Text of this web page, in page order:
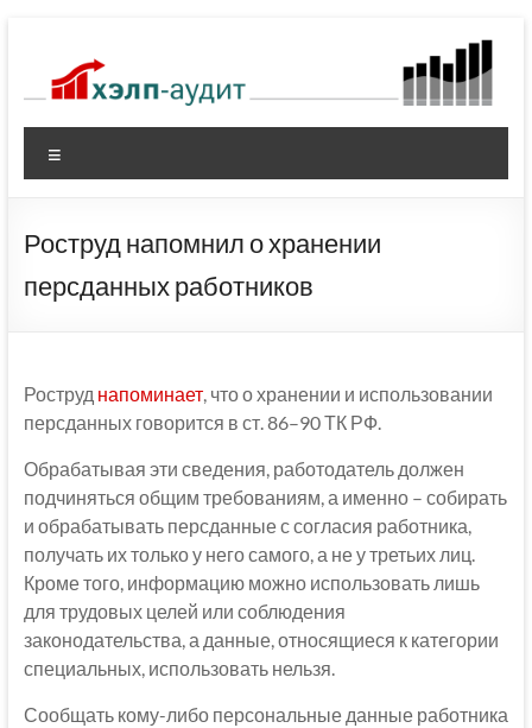
содержимому
Роструд напомнил о хранении
персданных работников
Роструд напоминает, что о хранении и использовании
персданных говорится в ст. 86–90 ТК РФ.
Обрабатывая эти сведения, работодатель должен
подчиняться общим требованиям, а именно – собирать
и обрабатывать персданные с согласия работника,
получать их только у него самого, а не у третьих лиц.
Кроме того, информацию можно использовать лишь
для трудовых целей или соблюдения
законодательства, а данные, относящиеся к категории
специальных, использовать нельзя.
Сообщать кому-либо персональные данные работника